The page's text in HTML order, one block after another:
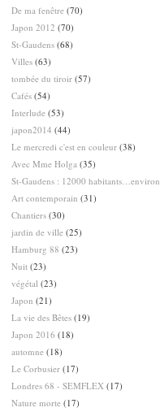
De ma fenêtre (70)
Japon 2012 (70)
St-Gaudens (68)
Villes (63)
tombée du tiroir (57)
Cafés (54)
Interlude (53)
japon2014 (44)
Le mercredi c'est en couleur (38)
Avec Mme Holga (35)
St-Gaudens : 12000 habitants…environ
Art contemporain (31)
Chantiers (30)
jardin de ville (25)
Hamburg 88 (23)
Nuit (23)
végétal (23)
Japon (21)
La vie des Bêtes (19)
Japon 2016 (18)
automne (18)
Le Corbusier (17)
Londres 68 - SEMFLEX (17)
Nature morte (17)